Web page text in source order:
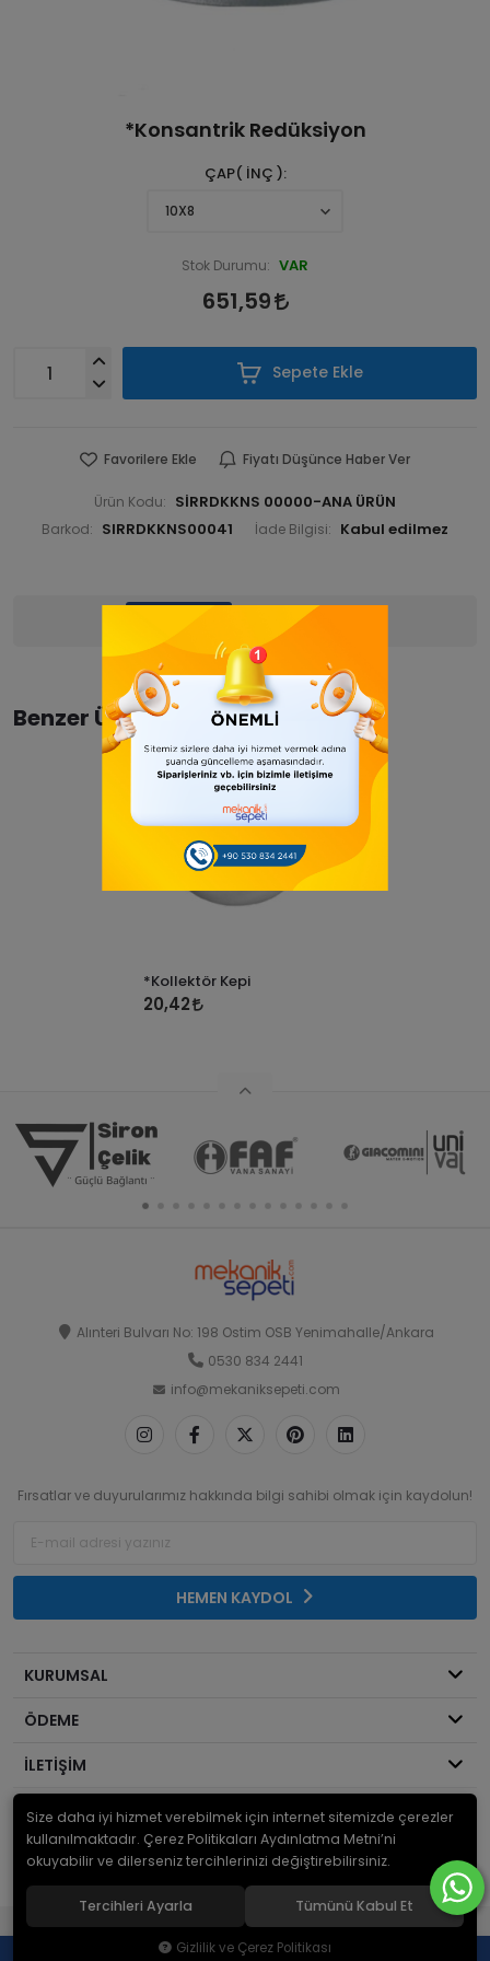
*Konsantrik Redüksiyon
ÇAP( İNÇ )
Stok Durumu: VAR
651,59
Sepete Ekle
Favorilere Ekle Fiyatı Düşünce Haber Ver
Ürün Kodu: SİRRDKKNS 00000-ANA ÜRÜN
Barkod: SIRRDKKNS00041 İade Bilgisi:
Yorumlar
Benzer Ürünler
*Kollektör Kepi
20,42
Alınteri Bulvarı No: 198 Ostim OSB Yenimahalle/Ankara
0530 834 2441
info@mekaniksepeti.com
Fırsatlar ve duyurularımız hakkında bilgi sahibi olmak için kaydolun!
HEMEN KAYDOL
KURUMSAL
ÖDEME
İLETİŞİM
© 2026Mekanik Sepeti. Bir Serdaroğlu A.Ş markasıdır ve tüm hakları
saklıdır.
Yeni Nesil E-Ticaret Sistemleri ile Hazırlanmıştır.
Size daha iyi hizmet verebilmek için internet sitemizde çerezler
kullanılmaktadır. Çerez Politikaları Aydınlatma Metni’ni
okuyabilir ve dilerseniz tercihlerinizi değiştirebilirsiniz.
Tercihleri Ayarla Tümünü Kabul Et
Gizlilik ve Çerez Politikası